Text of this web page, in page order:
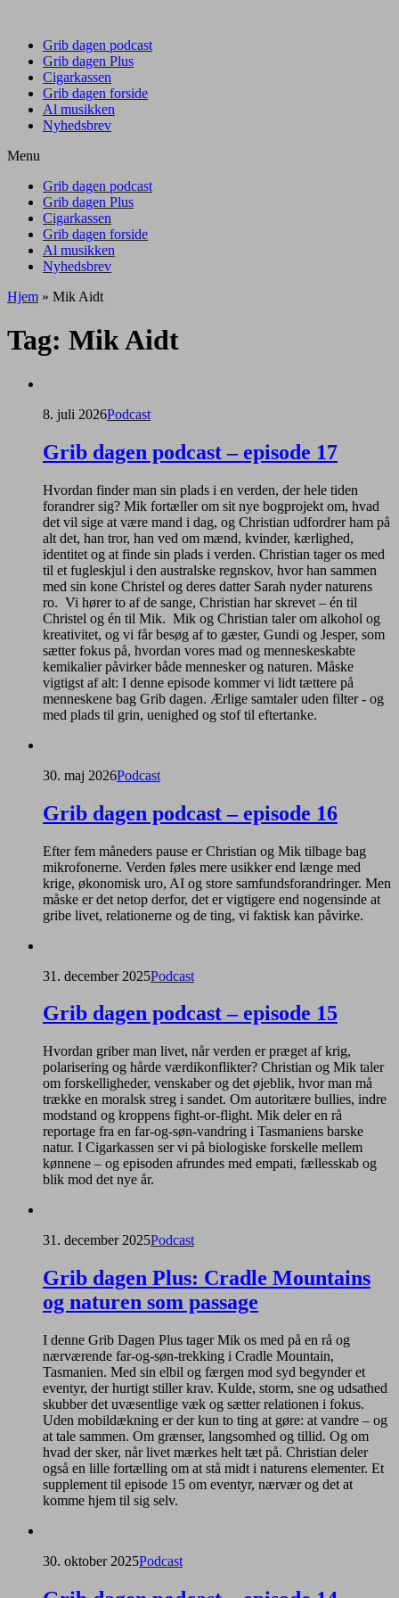
Grib dagen podcast
Grib dagen Plus
Cigarkassen
Grib dagen forside
Al musikken
Nyhedsbrev
Menu
Grib dagen podcast
Grib dagen Plus
Cigarkassen
Grib dagen forside
Al musikken
Nyhedsbrev
Hjem » Mik Aidt
Tag: Mik Aidt
8. juli 2026Podcast
Grib dagen podcast – episode 17
Hvordan finder man sin plads i en verden, der hele tiden
forandrer sig? Mik fortæller om sit nye bogprojekt om, hvad
det vil sige at være mand i dag, og Christian udfordrer ham på
alt det, han tror, han ved om mænd, kvinder, kærlighed,
identitet og at finde sin plads i verden. Christian tager os med
til et fugleskjul i den australske regnskov, hvor han sammen
med sin kone Christel og deres datter Sarah nyder naturens
ro. Vi hører to af de sange, Christian har skrevet – én til
Christel og én til Mik. Mik og Christian taler om alkohol og
kreativitet, og vi får besøg af to gæster, Gundi og Jesper, som
sætter fokus på, hvordan vores mad og menneskeskabte
kemikalier påvirker både mennesker og naturen. Måske
vigtigst af alt: I denne episode kommer vi lidt tættere på
menneskene bag Grib dagen. Ærlige samtaler uden filter - og
med plads til grin, uenighed og stof til eftertanke.
30. maj 2026Podcast
Grib dagen podcast – episode 16
Efter fem måneders pause er Christian og Mik tilbage bag
mikrofonerne. Verden føles mere usikker end længe med
krige, økonomisk uro, AI og store samfundsforandringer. Men
måske er det netop derfor, det er vigtigere end nogensinde at
gribe livet, relationerne og de ting, vi faktisk kan påvirke.
31. december 2025Podcast
Grib dagen podcast – episode 15
Hvordan griber man livet, når verden er præget af krig,
polarisering og hårde værdikonflikter? Christian og Mik taler
om forskelligheder, venskaber og det øjeblik, hvor man må
trække en moralsk streg i sandet. Om autoritære bullies, indre
modstand og kroppens fight-or-flight. Mik deler en rå
reportage fra en far-og-søn-vandring i Tasmaniens barske
natur. I Cigarkassen ser vi på biologiske forskelle mellem
kønnene – og episoden afrundes med empati, fællesskab og
blik mod det nye år.
31. december 2025Podcast
Grib dagen Plus: Cradle Mountains
og naturen som passage
I denne Grib Dagen Plus tager Mik os med på en rå og
nærværende far-og-søn-trekking i Cradle Mountain,
Tasmanien. Med sin elbil og færgen mod syd begynder et
eventyr, der hurtigt stiller krav. Kulde, storm, sne og udsathed
skubber det uvæsentlige væk og sætter relationen i fokus.
Uden mobildækning er der kun to ting at gøre: at vandre – og
at tale sammen. Om grænser, langsomhed og tillid. Og om
hvad der sker, når livet mærkes helt tæt på. Christian deler
også en lille fortælling om at stå midt i naturens elementer. Et
supplement til episode 15 om eventyr, nærvær og det at
komme hjem til sig selv.
30. oktober 2025Podcast